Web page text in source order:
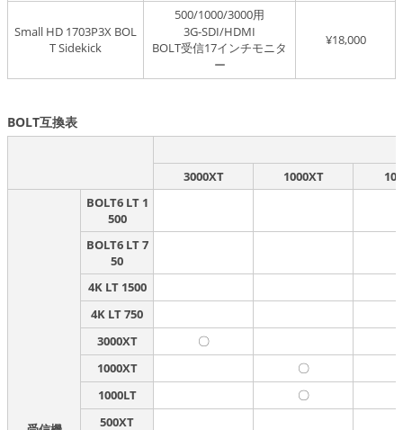
Small HD 1703P3X BOL
T Sidekick
500/1000/3000用
3G-SDI/HDMI
BOLT受信17インチモニタ
ー
¥18,000
BOLT互換表
3000XT 1000XT
BOLT6 LT 1
500
BOLT6 LT 7
50
4K LT 1500
4K LT 750
3000XT
〇
1000XT
〇
1000LT
〇
500XT